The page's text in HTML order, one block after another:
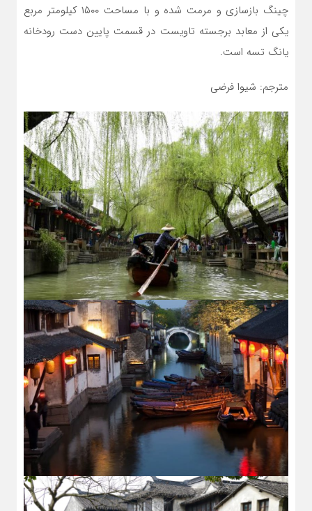
چینگ بازسازی و مرمت شده و با مساحت ۱۵۰۰ کیلومتر مربع
یکی از معابد برجسته تاویست در قسمت پایین دست رودخانه
یانگ تسه است.
مترجم: شیوا فرضی